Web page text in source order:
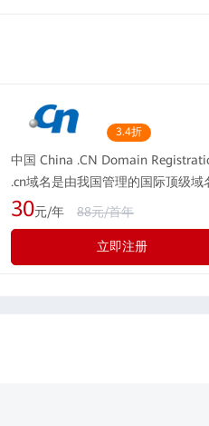
3.4折
中国 China .CN Domain
.cn域名是由我国管理的国际顶级域
是中国自己的互联网标识，cn一般
的价值和定位。当前cn域名在全球
最大的市场，适合任何企业、组织
30元/年 88元/首年
立即注册